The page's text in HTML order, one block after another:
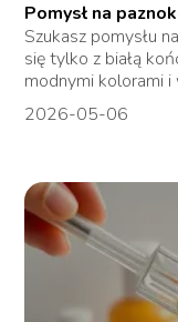
Pomysł na
Szukasz pomysłu
się tylko z białą
modnymi kolorami i
2026-05-06